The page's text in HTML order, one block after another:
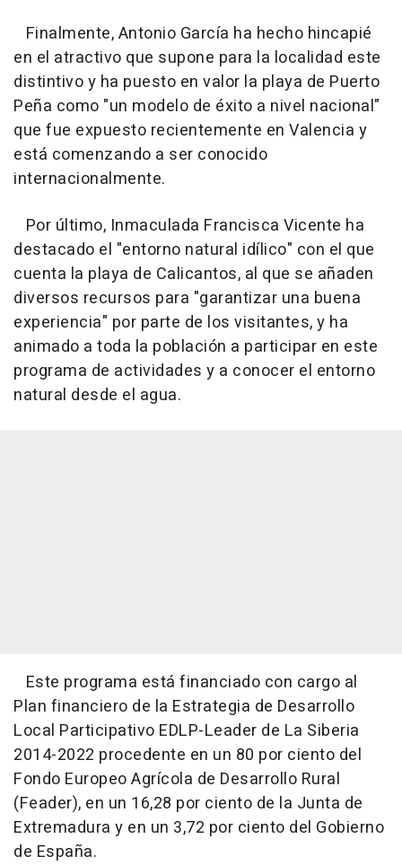
Finalmente, Antonio García ha hecho hincapié
en el atractivo que supone para la localidad este
distintivo y ha puesto en valor la playa de Puerto
Peña como "un modelo de éxito a nivel nacional"
que fue expuesto recientemente en Valencia y
está comenzando a ser conocido
internacionalmente.
Por último, Inmaculada Francisca Vicente ha
destacado el "entorno natural idílico" con el que
cuenta la playa de Calicantos, al que se añaden
diversos recursos para "garantizar una buena
experiencia" por parte de los visitantes, y ha
animado a toda la población a participar en este
programa de actividades y a conocer el entorno
natural desde el agua.
Este programa está financiado con cargo al
Plan financiero de la Estrategia de Desarrollo
Local Participativo EDLP-Leader de La Siberia
2014-2022 procedente en un 80 por ciento del
Fondo Europeo Agrícola de Desarrollo Rural
(Feader), en un 16,28 por ciento de la Junta de
Extremadura y en un 3,72 por ciento del Gobierno
de España.